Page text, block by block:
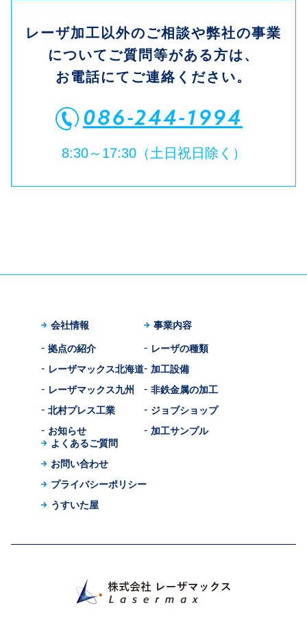
レーザ加工以外のご相談や弊社の事業
についてご質問等がある方は、
お電話にてご連絡ください。
086-244-1994
8:30～17:30（土日祝日除く）
会社情報
拠点の紹介
レーザマックス北海道
レーザマックス九州
北村プレス工業
お知らせ
事業内容
レーザの種類
加工設備
非鉄金属の加工
ジョブショップ
加工サンプル
よくあるご質問
お問い合わせ
プライバシーポリシー
うすいた屋